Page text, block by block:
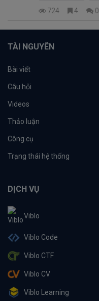
724 4 0
TÀI NGUYÊN
Bài viết
Câu hỏi
Videos
Thảo luận
Công cụ
Trạng thái hệ thống
DỊCH VỤ
Viblo
Viblo Code
Viblo CTF
Viblo CV
Viblo Learning